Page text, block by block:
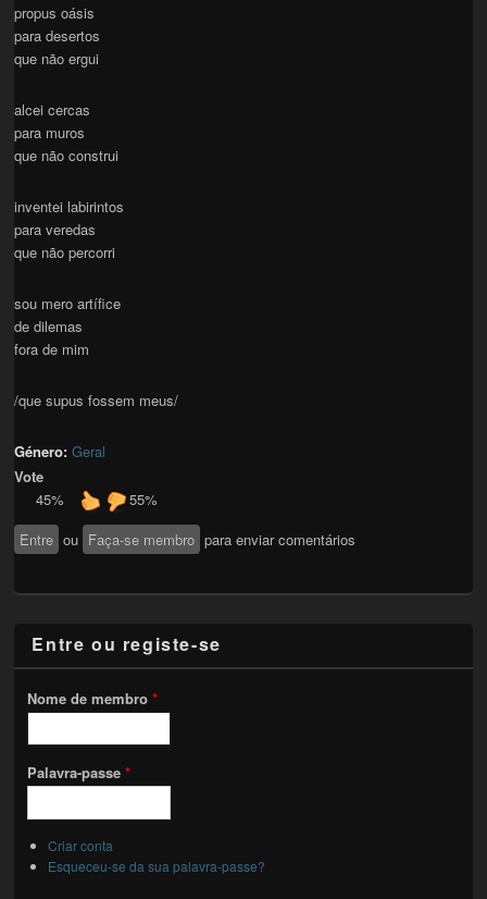
propus oásis
para desertos
que não ergui
alcei cercas
para muros
que não construi
inventei labirintos
para veredas
que não percorri
sou mero artífice
de dilemas
fora de mim
/que supus fossem meus/
Género:Geral
Vote
45%
55%
Entre ou Faça-se membro para enviar comentários
Entre ou registe-se
Nome de membro*
Palavra-passe*
Criar conta
Esqueceu-se da sua palavra-passe?